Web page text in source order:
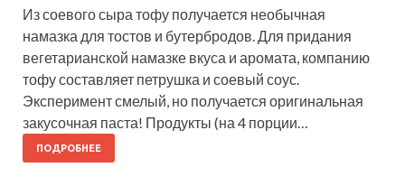
Из соевого сыра тофу получается необычная
намазка для тостов и бутербродов. Для придания
вегетарианской намазке вкуса и аромата, компанию
тофу составляет петрушка и соевый соус.
Эксперимент смелый, но получается оригинальная
закусочная паста! Продукты (на 4 порции…
ПОДРОБНЕЕ